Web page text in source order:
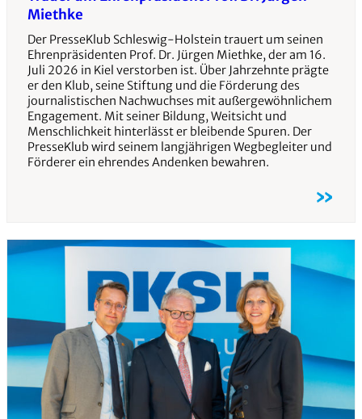
Miethke
Der PresseKlub Schleswig-Holstein trauert um seinen
Ehrenpräsidenten Prof. Dr. Jürgen Miethke, der am 16.
Juli 2026 in Kiel verstorben ist. Über Jahrzehnte prägte
er den Klub, seine Stiftung und die Förderung des
journalistischen Nachwuchses mit außergewöhnlichem
Engagement. Mit seiner Bildung, Weitsicht und
Menschlichkeit hinterlässt er bleibende Spuren. Der
PresseKlub wird seinem langjährigen Wegbegleiter und
Förderer ein ehrendes Andenken bewahren.
»